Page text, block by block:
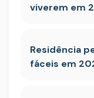
viverem em
Residência
fáceis em